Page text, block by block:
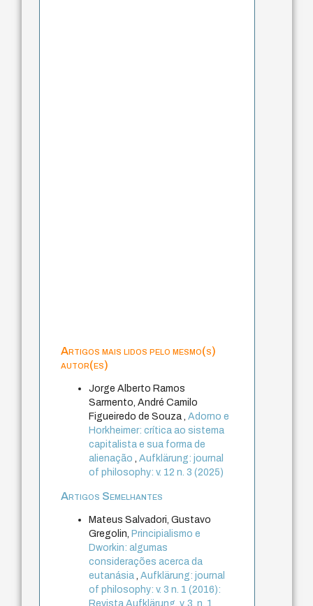
Artigos mais lidos pelo mesmo(s)
autor(es)
Jorge Alberto Ramos
Sarmento, André Camilo
Figueiredo de Souza ,Adorno e
Horkheimer: crítica ao sistema
capitalista e sua forma de
alienação
,Aufklärung: journal
of philosophy: v. 12 n. 3 (2025)
Artigos Semelhantes
Mateus Salvadori, Gustavo
Gregolin, Principialismo e
Dworkin: algumas
considerações acerca da
eutanásia ,Aufklärung: journal
of philosophy: v. 3 n. 1 (2016):
Revista Aufklärung. v. 3, n. 1